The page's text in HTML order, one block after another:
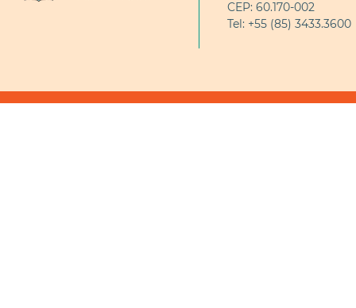
CEP: 60.170-002
Tel: +55 (85) 3433.3600